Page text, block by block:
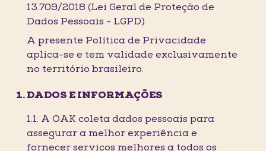
13.709/2018 (Lei Geral de Proteção de
Dados Pessoais - LGPD).
A presente Política de Privacidade
aplica-se e tem validade exclusivamente
no território brasileiro.
DADOS E INFORMAÇÕES
1.1. A OAK coleta dados pessoais para
assegurar a melhor experiência e
fornecer serviços melhores a todos os